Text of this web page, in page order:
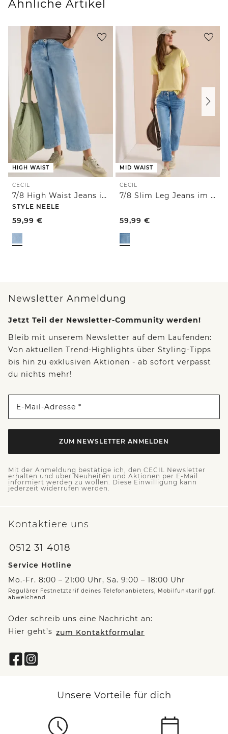
Ähnliche Artikel
HIGH WAIST
CECIL
7/8 High Waist Jeans im Loose Fit
STYLE NEELE
59,99 €
MID WAIST
CECIL
7/8 Slim Leg Jeans im Casual Fit
59,99 €
Newsletter Anmeldung
Jetzt Teil der Newsletter-Community werden!
Bleib mit unserem Newsletter auf dem Laufenden:
Von aktuellen Trend-Highlights über Styling-Tipps
bis hin zu exklusiven Aktionen - ab sofort verpasst
du nichts mehr!
E-Mail-Adresse *
ZUM NEWSLETTER ANMELDEN
Mit der Anmeldung bestätige ich, den CECIL Newsletter
erhalten und über Neuheiten und Aktionen per E-Mail
informiert werden zu wollen. Diese Einwilligung kann
jederzeit widerrufen werden.
Kontaktiere uns
0512 31 4018
Service Hotline
Mo.-Fr. 8:00 – 21:00 Uhr, Sa. 9:00 – 18:00 Uhr
Regulärer Festnetztarif deines Telefonanbieters, Mobilfunktarif ggf.
abweichend.
Oder schreib uns eine Nachricht an:
Hier geht’s zum Kontaktformular
Unsere Vorteile für dich